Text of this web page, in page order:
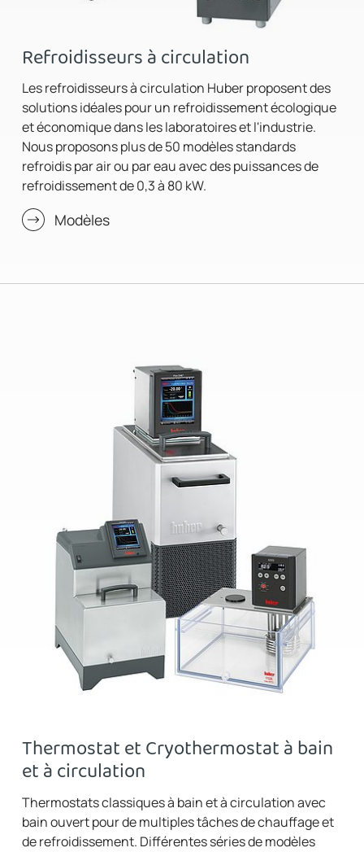
Refroidisseurs à circulation
Les refroidisseurs à circulation Huber proposent des
solutions idéales pour un refroidissement écologique
et économique dans les laboratoires et l'industrie.
Nous proposons plus de 50 modèles standards
refroidis par air ou par eau avec des puissances de
refroidissement de 0,3 à 80 kW.
Modèles
Thermostat et Cryothermostat à bain
et à circulation
Thermostats classiques à bain et à circulation avec
bain ouvert pour de multiples tâches de chauffage et
de refroidissement. Différentes séries de modèles